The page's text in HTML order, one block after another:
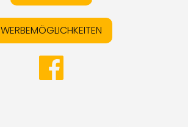
WERBEMÖGLICHKEITEN